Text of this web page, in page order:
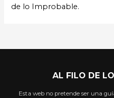
de lo Improbable.
AL FILO DE
Esta web no pretende ser una